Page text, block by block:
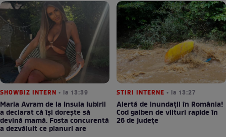
SHOWBIZ INTERN • la 13:39
Maria Avram de la Insula Iubirii
a declarat că își dorește să
devină mamă. Fosta concurentă
a dezvăluit ce planuri are
STIRI INTERNE • la 13:27
Alertă de inundații în România!
Cod galben de viituri rapide în
26 de județe